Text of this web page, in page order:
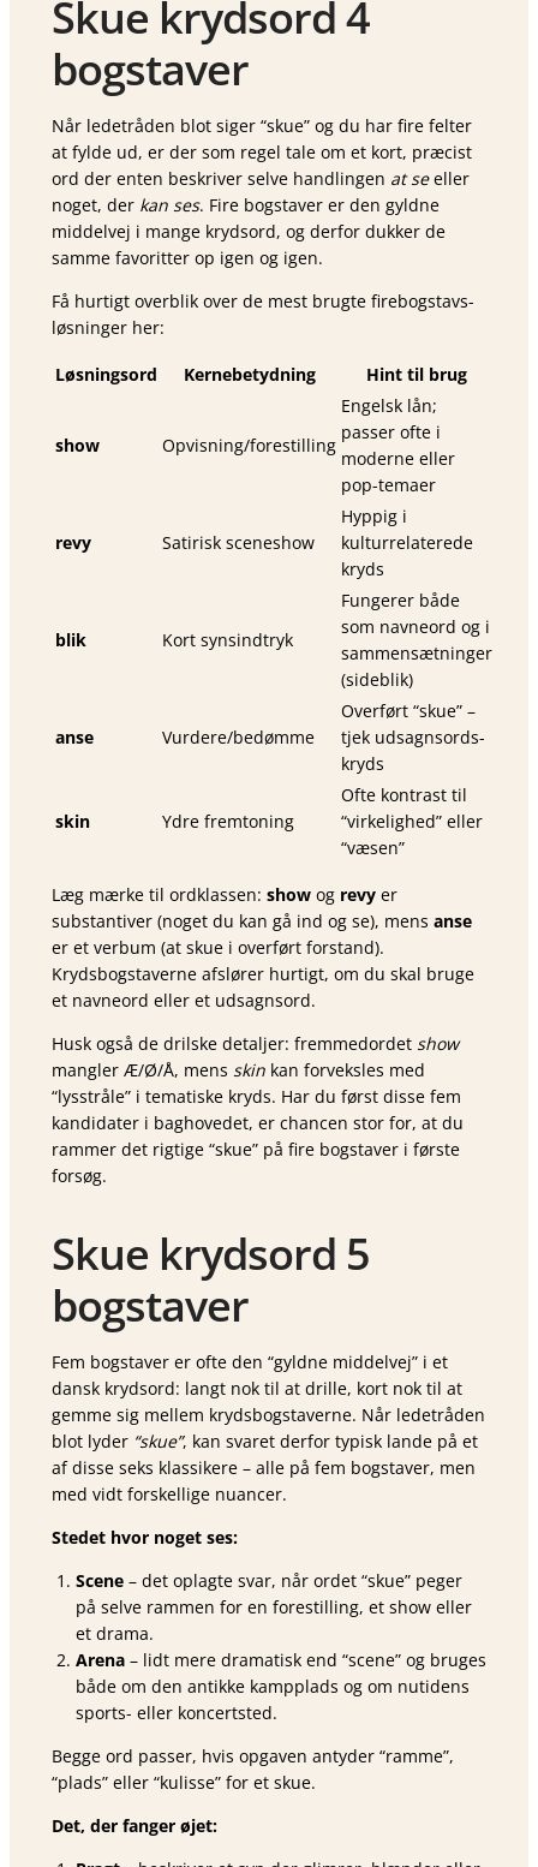
Skue krydsord 4
bogstaver
Når ledetråden blot siger “skue” og du har fire felter
at fylde ud, er der som regel tale om et kort, præcist
ord der enten beskriver selve handlingen at seeller
noget, der kan ses. Fire bogstaver er den gyldne
middelvej i mange krydsord, og derfor dukker de
samme favoritter op igen og igen.
Få hurtigt overblik over de mest brugte firebogstavs-
løsninger her:
Løsningsord Kernebetydning Hint til brug
show Opvisning/forestilling
Engelsk lån;
passer ofte i
moderne eller
pop-temaer
revy Satirisk sceneshow
Hyppig i
kulturrelaterede
kryds
blik Kort synsindtryk
Fungerer både
som navneord og i
sammensætninger
(sideblik)
anse Vurdere/bedømme
Overført “skue” –
tjek udsagnsords­
kryds
skin Ydre fremtoning
Ofte kontrast til
“virkelighed” eller
“væsen”
Læg mærke til ordklassen: show og revy er
substantiver (noget du kan gå ind og se), mens anse
er et verbum (at skue i overført forstand).
Krydsbogstaverne afslører hurtigt, om du skal bruge
et navneord eller et udsagnsord.
Husk også de drilske detaljer: fremmedordet show
mangler Æ/Ø/Å, mens skin kan forveksles med
“lysstråle” i tematiske kryds. Har du først disse fem
kandidater i baghovedet, er chancen stor for, at du
rammer det rigtige “skue” på fire bogstaver i første
forsøg.
Skue krydsord 5
bogstaver
Fem bogstaver er ofte den “gyldne middelvej” i et
dansk krydsord: langt nok til at drille, kort nok til at
gemme sig mellem krydsbogstaverne. Når ledetråden
blot lyder “skue”, kan svaret derfor typisk lande på et
af disse seks klassikere – alle på fem bogstaver, men
med vidt forskellige nuancer.
Stedet hvor noget ses:
Scene – det oplagte svar, når ordet “skue” peger
på selve rammen for en forestilling, et show eller
et drama.
Arena – lidt mere dramatisk end “scene” og bruges
både om den antikke kampplads og om nutidens
sports- eller koncertsted.
Begge ord passer, hvis opgaven antyder “ramme”,
“plads” eller “kulisse” for et skue.
Det, der fanger øjet: